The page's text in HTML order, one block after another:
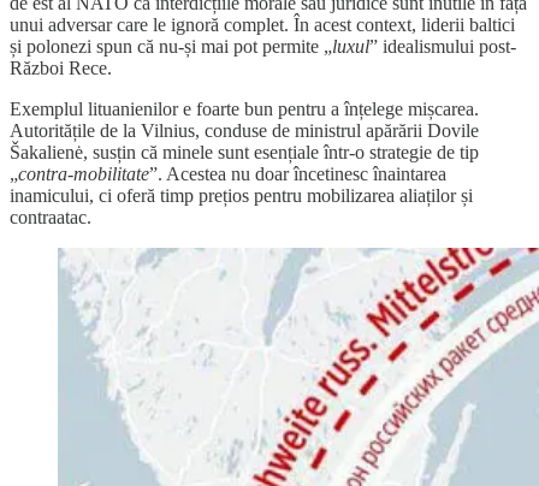
unui adversar care le ignoră complet. În acest context, liderii baltici
și polonezi spun că nu-și mai pot permite „luxul” idealismului post-
Război Rece.
Exemplul lituanienilor e foarte bun pentru a înțelege mișcarea.
Autoritățile de la Vilnius, conduse de ministrul apărării Dovile
Šakalienė, susțin că minele sunt esențiale într-o strategie de tip
„contra-mobilitate”. Acestea nu doar încetinesc înaintarea
inamicului, ci oferă timp prețios pentru mobilizarea aliaților și
contraatac.